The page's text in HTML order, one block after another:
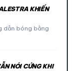
KHIẾN
dẫn bóng bằng
NÓI CỨNG KHI